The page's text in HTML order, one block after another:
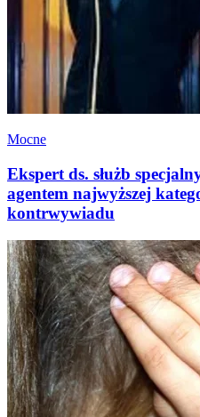
Mocne
Ekspert ds. służb
agentem najwyższej
kontrwywiadu